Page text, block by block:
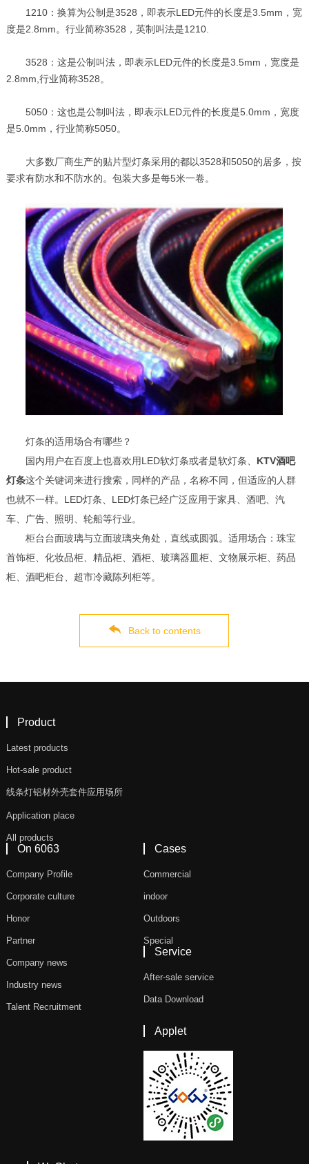
1210：换算为公制是3528，即表示LED元件的长度是3.5mm，宽
度是2.8mm。行业简称3528，英制叫法是1210.
3528：这是公制叫法，即表示LED元件的长度是3.5mm，宽度是
2.8mm,行业简称3528。
5050：这也是公制叫法，即表示LED元件的长度是5.0mm，宽度
是5.0mm，行业简称5050。
大多数厂商生产的贴片型灯条采用的都以3528和5050的居多，按
要求有防水和不防水的。包装大多是每5米一卷。
灯条的适用场合有哪些？
国内用户在百度上也喜欢用LED软灯条或者是软灯条、 KTV酒吧
灯条这个关键词来进行搜索，同样的产品，名称不同，但适应的人群
也就不一样。LED灯条、LED灯条已经广泛应用于家具、酒吧、汽
车、广告、照明、轮船等行业。
柜台台面玻璃与立面玻璃夹角处，直线或圆弧。适用场合：珠宝
首饰柜、化妆品柜、精品柜、酒柜、玻璃器皿柜、文物展示柜、药品
柜、酒吧柜台、超市冷藏陈列柜等。
Back to contents
Product
Latest products
Hot-sale product
线条灯铝材外壳套件应用场所
Application place
All products
On 6063
Company Profile
Corporate culture
Honor
Partner
Company news
Industry news
Talent Recruitment
Cases
Commercial
indoor
Outdoors
Special
Service
After-sale service
Data Download
Applet